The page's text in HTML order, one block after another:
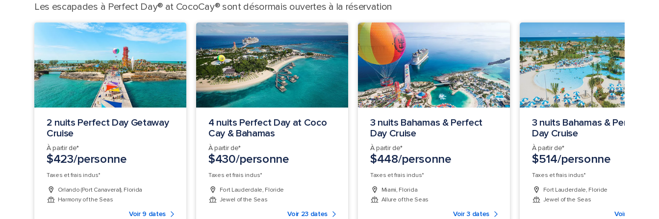
Les escapades à Perfect Day® at CocoCay® sont désormais ouvertes à la réservation
2 nuits Perfect Day Getaway
Cruise
À partir de*
$423/personne
Taxes et frais inclus*
Orlando (Port Canaveral), Florida
Harmony of the Seas
Voir 9 dates
4 nuits Perfect Day at Coco
Cay & Bahamas
À partir de*
$430/personne
Taxes et frais inclus*
Fort Lauderdale, Floride
Jewel of the Seas
Voir 23 dates
3 nuits Bahamas & Perfect
Day Cruise
À partir de*
$448/personne
Taxes et frais inclus*
Miami, Florida
Allure of the Seas
Voir 3 dates
3 nuits Bahamas & Perfect
Day Cruise
À partir de*
$514/personne
Taxes et frais inclus*
Fort Lauderdale, Floride
Jewel of the Seas
Voir 7 dates